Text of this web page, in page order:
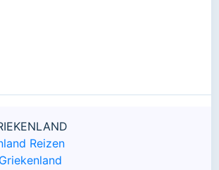
Reizen